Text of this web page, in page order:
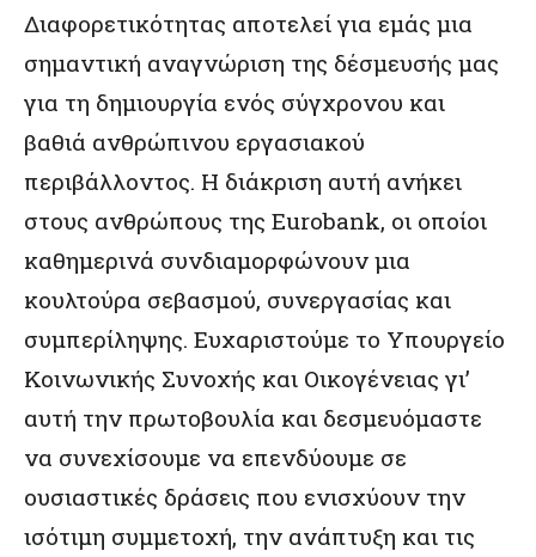
Διαφορετικότητας αποτελεί για εμάς μια
σημαντική αναγνώριση της δέσμευσής μας
για τη δημιουργία ενός σύγχρονου και
βαθιά ανθρώπινου εργασιακού
περιβάλλοντος. Η διάκριση αυτή ανήκει
στους ανθρώπους της Eurobank, οι οποίοι
καθημερινά συνδιαμορφώνουν μια
κουλτούρα σεβασμού, συνεργασίας και
συμπερίληψης. Ευχαριστούμε το Υπουργείο
Κοινωνικής Συνοχής και Οικογένειας γι’
αυτή την πρωτοβουλία και δεσμευόμαστε
να συνεχίσουμε να επενδύουμε σε
ουσιαστικές δράσεις που ενισχύουν την
ισότιμη συμμετοχή, την ανάπτυξη και τις